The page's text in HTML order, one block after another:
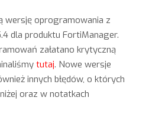
wersję oprogramowania z
dla produktu FortiManager.
załatano krytyczną
tutaj. Nowe wersje
innych błędów, o których
oraz w notatkach